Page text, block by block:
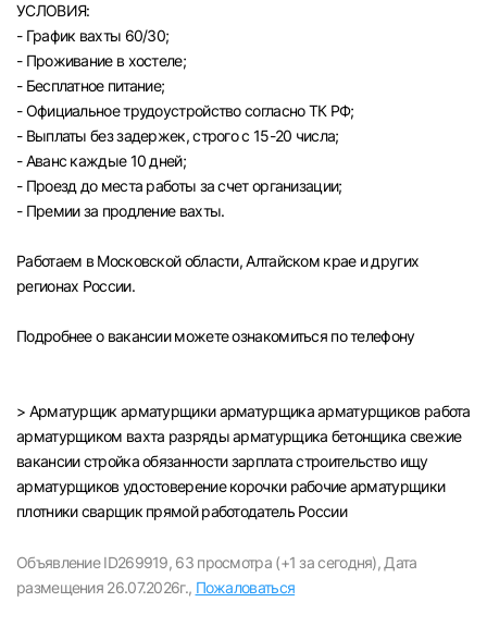
УСЛОВИЯ:
- График вахты 60/30;
- Проживание в хостеле;
- Бесплатное питание;
- Официальное трудоустройство согласно ТК РФ;
- Выплаты без задержек, строго с 15-20 числа;
- Аванс каждые 10 дней;
- Проезд до места работы за счет организации;
- Премии за продление вахты.
Работаем в Московской области, Алтайском крае и других
регионах России.
Подробнее о вакансии можете ознакомиться по телефону
> Арматурщик арматурщики арматурщика арматурщиков работа
арматурщиком вахта разряды арматурщика бетонщика свежие
вакансии стройка обязанности зарплата строительство ищу
арматурщиков удостоверение корочки рабочие арматурщики
плотники сварщик прямой работодатель России
Объявление ID269919, 63 просмотра (+1 за сегодня), Дата
размещения 26.07.2026г., Пожаловаться